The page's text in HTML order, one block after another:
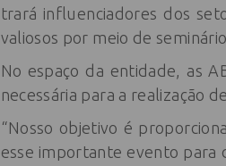
trará influenciadores dos
valiosos por meio de
No espaço da entidade, as
necessária para a realização
“Nosso objetivo é
esse importante evento para